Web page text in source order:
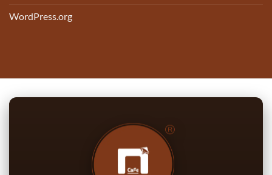
WordPress.org